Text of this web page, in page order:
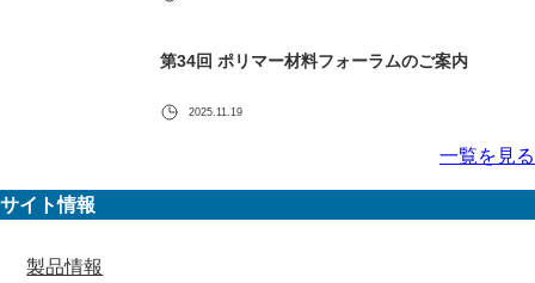
第34回 ポリマー材料フォーラムのご案内
2025.11.19
一覧を見る
サイト情報
製品情報